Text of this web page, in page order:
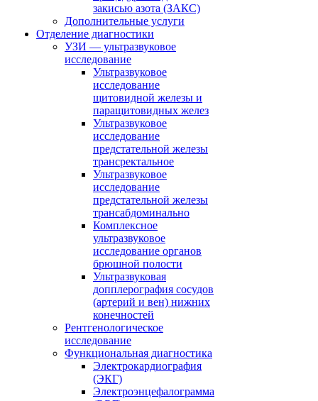
закисью азота (ЗАКС)
Дополнительные услуги
Отделение диагностики
УЗИ — ультразвуковое
исследование
Ультразвуковое
исследование
щитовидной железы и
паращитовидных желез
Ультразвуковое
исследование
предстательной железы
трансректальное
Ультразвуковое
исследование
предстательной железы
трансабдоминально
Комплексное
ультразвуковое
исследование органов
брюшной полости
Ультразвуковая
допплерография сосудов
(артерий и вен) нижних
конечностей
Рентгенологическое
исследование
Функциональная диагностика
Электрокардиография
(ЭКГ)
Электроэнцефалограмма